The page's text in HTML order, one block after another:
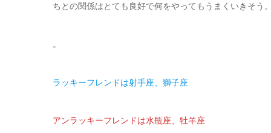
ちとの関係はとても良好で何をやってもうまくいきそ
。
ラッキーフレンドは射手座、獅子座
アンラッキーフレンドは水瓶座、牡羊座